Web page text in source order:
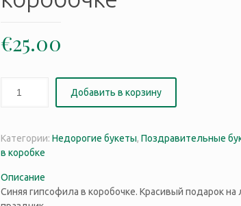
€25.00
Добавить в корзину
Категории: Недорогие букеты, Поздравительные
в коробке
Описание
Синяя гипсофила в коробочке. Красивый подарок на